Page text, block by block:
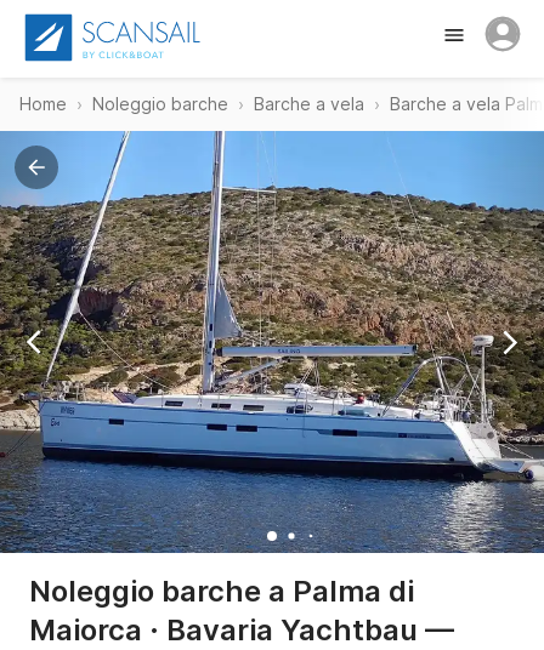
Home Noleggio barche Barche a vela Barche a vela
Noleggio barche a Palma di
Maiorca · Bavaria Yachtbau —